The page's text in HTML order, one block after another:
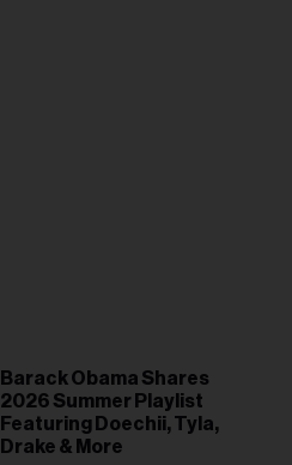
Barack Obama Shares
2026 Summer Playlist
Featuring Doechii, Tyla,
Drake & More